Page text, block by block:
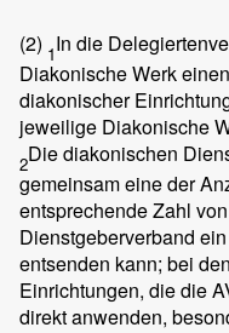
(2) 1In die
Diakonische Werk
diakonischer
jeweilige Diakonische
2Die diakonischen
gemeinsam eine der
entsprechende Zahl
Dienstgeberverband
entsenden kann; bei
Einrichtungen, die die
direkt anwenden,